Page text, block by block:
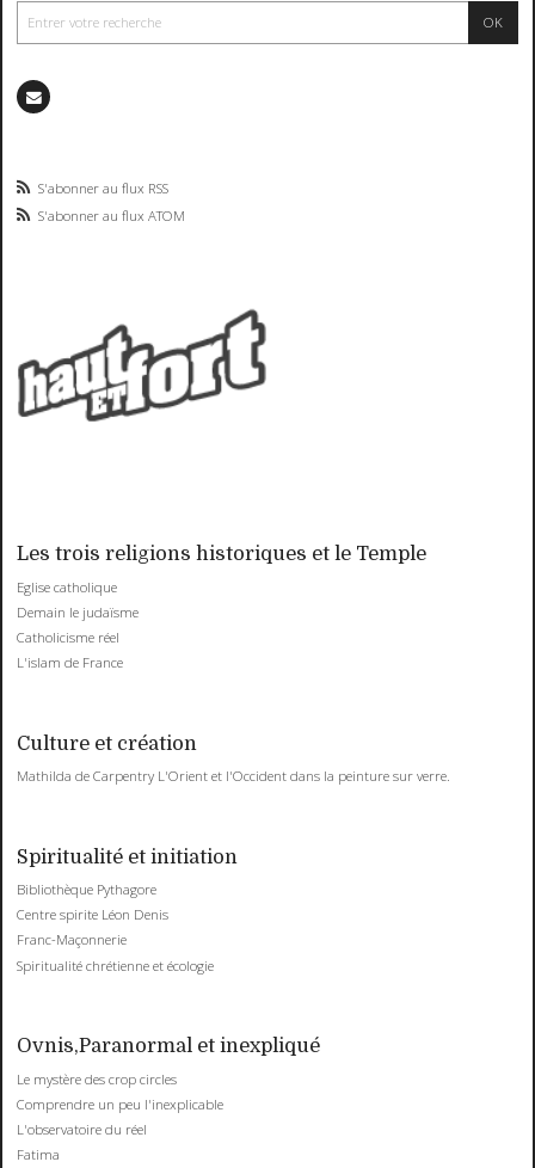
S'abonner au flux RSS
S'abonner au flux ATOM
Les trois religions historiques et le Temple
Eglise catholique
Demain le judaïsme
Catholicisme réel
L'islam de France
Culture et création
Mathilda de Carpentry L'Orient et l'Occident dans la peinture sur verre.
Spiritualité et initiation
Bibliothèque Pythagore
Centre spirite Léon Denis
Franc-Maçonnerie
Spiritualité chrétienne et écologie
Ovnis,Paranormal et inexpliqué
Le mystère des crop circles
Comprendre un peu l'inexplicable
L'observatoire du réel
Fatima